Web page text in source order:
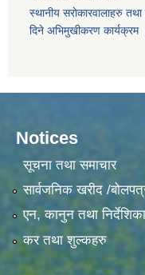
स्थानीय सराेकारवालाहरु
दिने अभिमुखीकरण कार्यक्रम
Notices
सूचना तथा समाचार
सार्वजनिक खरीद /
एन, कानुन तथा निर्देशिका
कर तथा शुल्कहरु